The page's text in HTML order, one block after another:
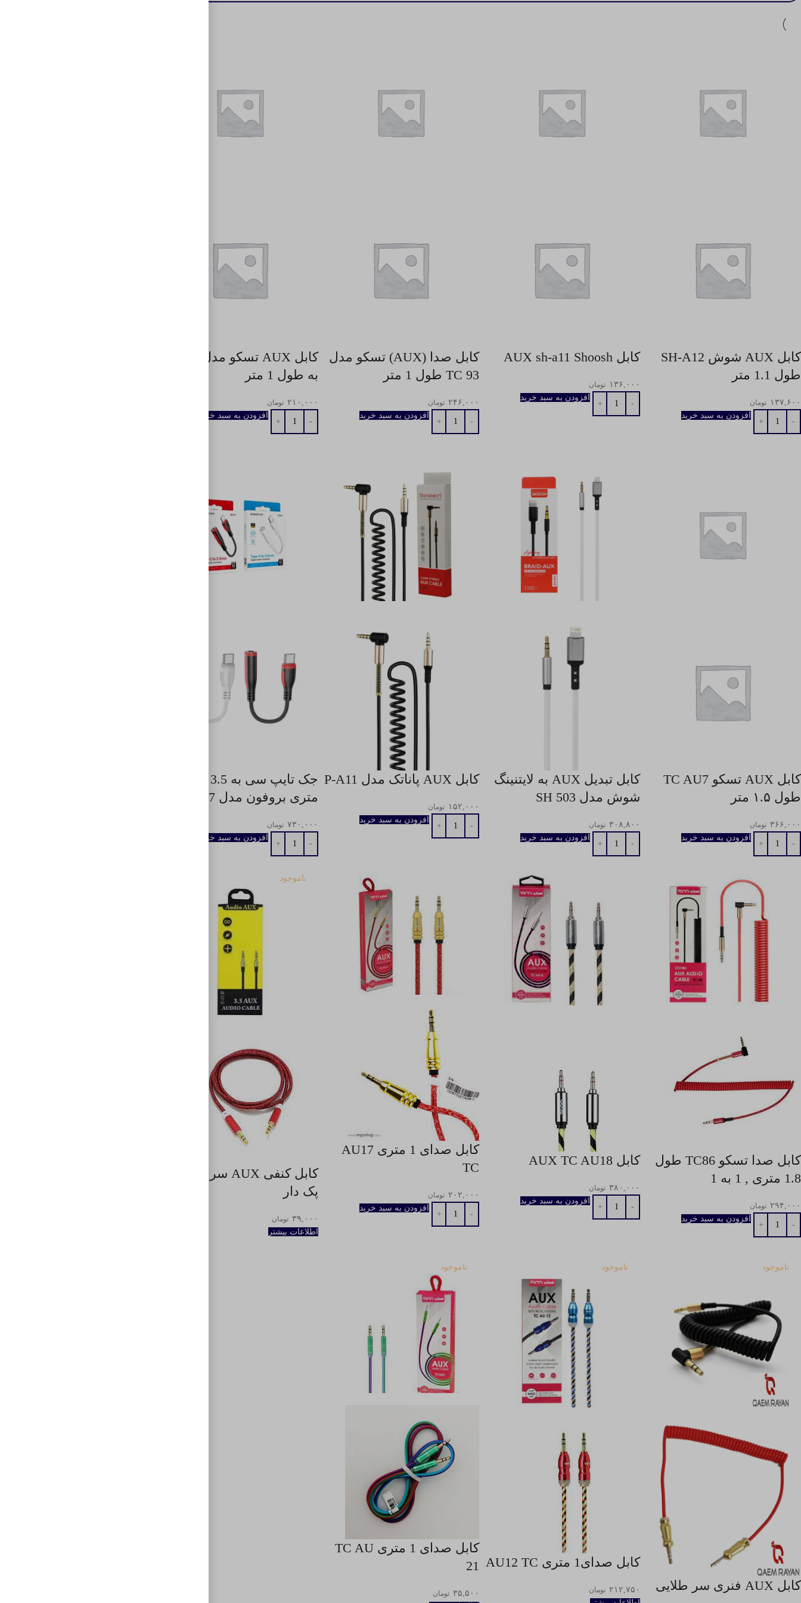
کابل AUX شوش SH-A12
طول 1.1 متر
۱۳۷,۶۰۰ تومان
افزودن به سبد خرید
کابل AUX sh-a11 Shoosh
۱۳۶,۰۰۰ تومان
افزودن به سبد خرید
کابل صدا (AUX) تسکو مدل
TC 93 طول 1 متر
۲۴۶,۰۰۰ تومان
افزودن به سبد خرید
به طول 1 متر
۲۱۰,۰۰۰ تومان
افزودن به سبد خرید
کابل AUX تسکو TC AU7
طول ۱.۵ متر
۳۶۶,۰۰۰ تومان
افزودن به سبد خرید
کابل تبدیل AUX به لایتنینگ
شوش مدل SH 503
۳۰۸,۸۰۰ تومان
افزودن به سبد خرید
کابل AUX پاناتک مدل P-A11
۱۵۲,۰۰۰ تومان
افزودن به سبد خرید
متری بروفون مدل BV17
۷۳۰,۰۰۰ تومان
افزودن به سبد خرید
كابل صدا تسکو TC86 طول
1.8 متری , 1 به 1
۲۹۴,۰۰۰ تومان
افزودن به سبد خرید
كابل AUX TC AU18
۳۸۰,۰۰۰ تومان
افزودن به سبد خرید
كابل صدای 1 متری AU17
TC
۲۰۲,۰۰۰ تومان
افزودن به سبد خرید
ناموجود
کابل کنفی AUX سر فلزی
پک دار
۳۹,۰۰۰ تومان
اطلاعات بیشتر
ناموجود
کابل AUX فنری سر طلایی
ناموجود
كابل صدای1 متری AU12 TC
۲۱۲,۷۵۰ تومان
ناموجود
کابل صدای 1 متری TC AU
21
۳۵,۵۰۰ تومان